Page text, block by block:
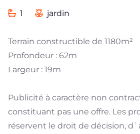
1 jardin
Terrain constructible de 1180m²
Profondeur : 62m
Largeur : 19m
Publicité à caractère non
constituant pas une offre. Les
réservent le droit de décision,